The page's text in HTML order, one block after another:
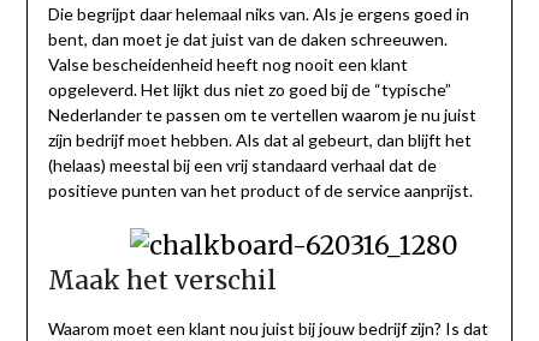
Die begrijpt daar helemaal niks van. Als je ergens goed in
bent, dan moet je dat juist van de daken schreeuwen.
Valse bescheidenheid heeft nog nooit een klant
opgeleverd. Het lijkt dus niet zo goed bij de “typische”
Nederlander te passen om te vertellen waarom je nu juist
zíjn bedrijf moet hebben. Als dat al gebeurt, dan blijft het
(helaas) meestal bij een vrij standaard verhaal dat de
positieve punten van het product of de service aanprijst.
Maak het verschil
Waarom moet een klant nou juist bij jouw bedrijf zijn? Is dat